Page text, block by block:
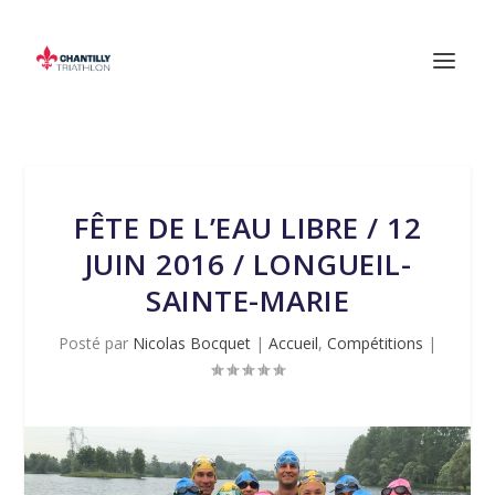
FÊTE DE L’EAU LIBRE / 12
JUIN 2016 / LONGUEIL-
SAINTE-MARIE
Posté par Nicolas Bocquet | Accueil, Compétitions |